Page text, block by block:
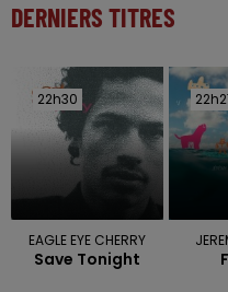
DERNIERS TITRES
22h30
22h30
EAGLE EYE CHERRY
Save Tonight